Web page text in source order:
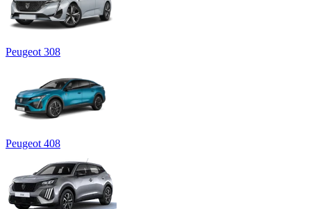
Peugeot 308
Peugeot 408